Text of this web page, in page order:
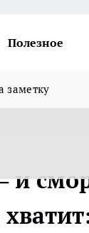
Полезное
заметку
и